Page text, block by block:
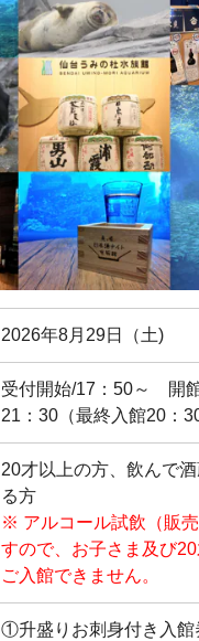
2026年8月29日（土)
受付開始/17：50～
21：30（最終入館20：30
20才以上の方、飲んで
る方
※ アルコール試飲（販
すので、お子さま及び
ご入館できません。
①升盛りお刺身付き入館